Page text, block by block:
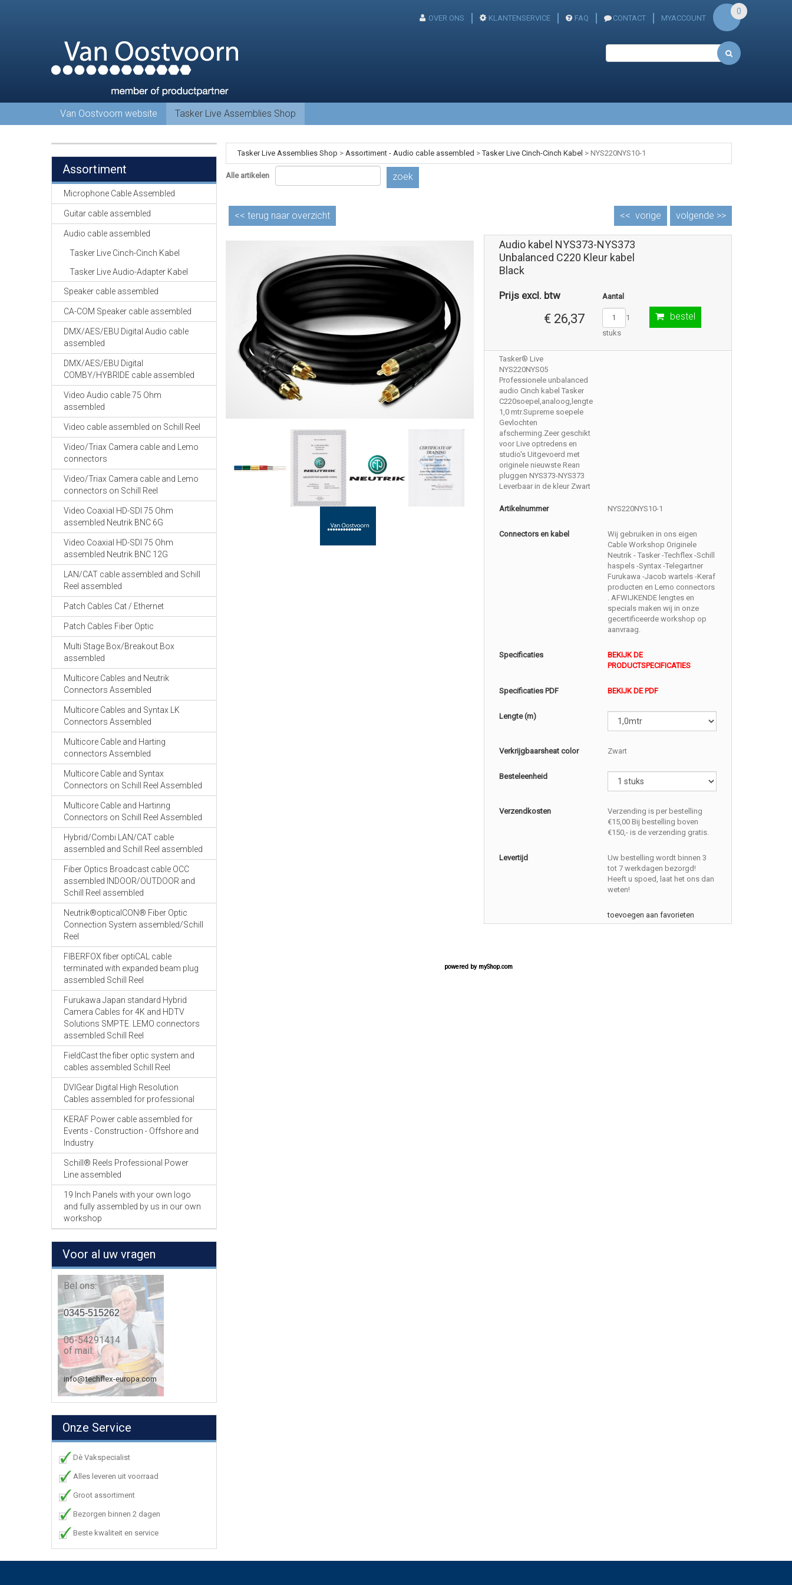
OVER ONS KLANTENSERVICE FAQ CONTACT MYACCOUNT
0
Van Oostvoorn website Tasker Live Assemblies Shop
Assortiment
Microphone Cable Assembled
Guitar cable assembled
Audio cable assembled
Tasker Live Cinch-Cinch Kabel
Tasker Live Audio-Adapter Kabel
Speaker cable assembled
CA-COM Speaker cable assembled
DMX/AES/EBU Digital Audio cable
assembled
DMX/AES/EBU Digital
COMBY/HYBRIDE cable assembled
Video Audio cable 75 Ohm
assembled
Video cable assembled on Schill Reel
Video/Triax Camera cable and Lemo
connectors
Video/Triax Camera cable and Lemo
connectors on Schill Reel
Video Coaxial HD-SDI 75 Ohm
assembled Neutrik BNC 6G
Video Coaxial HD-SDI 75 Ohm
assembled Neutrik BNC 12G
LAN/CAT cable assembled and Schill
Reel assembled
Patch Cables Cat / Ethernet
Patch Cables Fiber Optic
Multi Stage Box/Breakout Box
assembled
Multicore Cables and Neutrik
Connectors Assembled
Multicore Cables and Syntax LK
Connectors Assembled
Multicore Cable and Harting
connectors Assembled
Multicore Cable and Syntax
Connectors on Schill Reel Assembled
Multicore Cable and Hartinng
Connectors on Schill Reel Assembled
Hybrid/Combi LAN/CAT cable
assembled and Schill Reel assembled
Fiber Optics Broadcast cable OCC
assembled INDOOR/OUTDOOR and
Schill Reel assembled
Neutrik®opticalCON® Fiber Optic
Connection System assembled/Schill
Reel
FIBERFOX fiber optiCAL cable
terminated with expanded beam plug
assembled Schill Reel
Furukawa Japan standard Hybrid
Camera Cables for 4K and HDTV
Solutions SMPTE. LEMO connectors
assembled Schill Reel
FieldCast the fiber optic system and
cables assembled Schill Reel
DVIGear Digital High Resolution
Cables assembled for professional
KERAF Power cable assembled for
Events - Construction - Offshore and
Industry
Schill® Reels Professional Power
Line assembled
19 Inch Panels with your own logo
and fully assembled by us in our own
workshop
Voor al uw vragen
Bel ons:
0345-515262
06-54291414
of mail:
info@techflex-europa.com
Onze Service
Dè Vakspecialist
Alles leveren uit voorraad
Groot assortiment
Bezorgen binnen 2 dagen
Beste kwaliteit en service
Tasker Live Assemblies Shop > Assortiment - Audio cable assembled >Tasker Live Cinch-Cinch Kabel > NYS220NYS10-1
Alle artikelen zoek
<< terug naar overzicht volgende >>
<< vorige
Audio kabel NYS373-NYS373
Unbalanced C220 Kleur kabel
Black
Prijs excl. btw
€ 26,37
Aantal
1
stuks
bestel
Tasker® Live
NYS220NYS05
Professionele unbalanced
audio Cinch kabel Tasker
C220soepel,analoog,lengte
1,0 mtr.Supreme soepele
Gevlochten
afscherming.Zeer geschikt
voor Live optredens en
studio's Uitgevoerd met
originele nieuwste Rean
pluggen NYS373-NYS373
Leverbaar in de kleur Zwart
Artikelnummer NYS220NYS10-1
Connectors en kabel
Wij gebruiken in ons eigen
Cable Workshop Originele
Neutrik - Tasker -Techflex -Schill
haspels -Syntax -Telegartner
Furukawa -Jacob wartels -Keraf
producten en Lemo connectors
. AFWIJKENDE lengtes en
specials maken wij in onze
gecertificeerde workshop op
aanvraag.
Specificaties
BEKIJK DE
PRODUCTSPECIFICATIES
Specificaties PDF BEKIJK DE PDF
Lengte (m)
Verkrijgbaarsheat color Zwart
Besteleenheid
Verzendkosten
Verzending is per bestelling
€15,00 Bij bestelling boven
€150,- is de verzending gratis.
Levertijd
Uw bestelling wordt binnen 3
tot 7 werkdagen bezorgd!
Heeft u spoed, laat het ons dan
weten!
toevoegen aan favorieten
powered by myShop.com